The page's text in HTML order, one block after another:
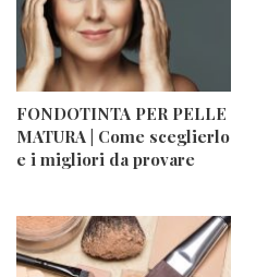
FONDOTINTA PER PELLE
MATURA | Come sceglierlo
e i migliori da provare